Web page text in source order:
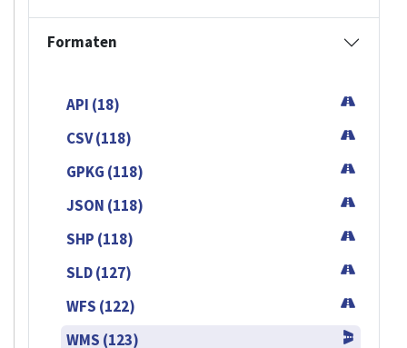
Formaten
API (18)
CSV (118)
GPKG (118)
JSON (118)
SHP (118)
SLD (127)
WFS (122)
WMS (123)